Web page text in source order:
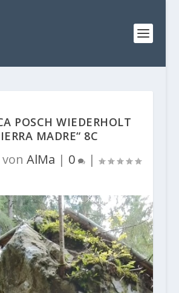
POSCH WIEDERHOLT
MADRE“ 8C
AlMa | 0 |